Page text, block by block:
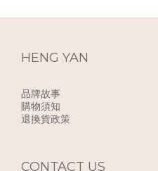
HENG YAN
品牌故事
購物須知
退換貨政策
CONTACT US